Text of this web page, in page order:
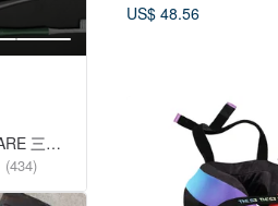
THREE SQUARE 三方字 減塑牙刷 氣墊拖鞋
(434)
US$ 48.56